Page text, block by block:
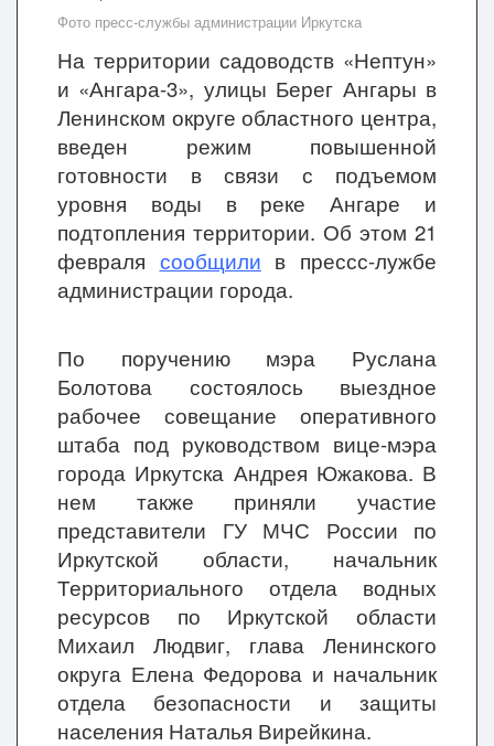
Фото пресс-службы администрации Иркутска
На территории садоводств «Нептун»
и «Ангара-3», улицы Берег Ангары в
Ленинском округе областного центра,
введен режим повышенной
готовности в связи с подъемом
уровня воды в реке Ангаре и
подтопления территории. Об этом 21
февраля сообщили в прессс-лужбе
администрации города.
По поручению мэра Руслана
Болотова состоялось выездное
рабочее совещание оперативного
штаба под руководством вице-мэра
города Иркутска Андрея Южакова. В
нем также приняли участие
представители ГУ МЧС России по
Иркутской области, начальник
Территориального отдела водных
ресурсов по Иркутской области
Михаил Людвиг, глава Ленинского
округа Елена Федорова и начальник
отдела безопасности и защиты
населения Наталья Вирейкина.